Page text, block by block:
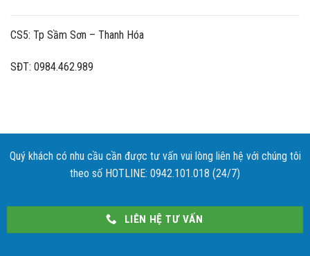
CS5: Tp Sầm Sơn – Thanh Hóa
SĐT: 0984.462.989
Quý khách có nhu cầu cần được tư vấn vui lòng liên hệ với chúng tôi
theo số HOTLINE: 0942.101.018 (24/7)
LIÊN HỆ TƯ VẤN